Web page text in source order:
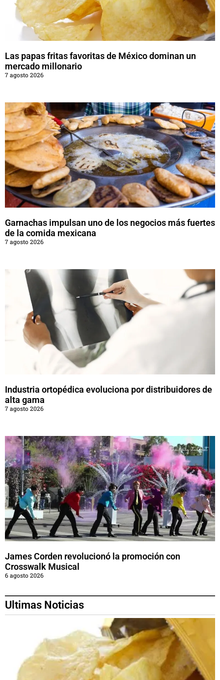
Las papas fritas favoritas de México dominan un
mercado millonario
7 agosto 2026
Garnachas impulsan uno de los negocios más fuertes
de la comida mexicana
7 agosto 2026
Industria ortopédica evoluciona por distribuidores de
alta gama
7 agosto 2026
James Corden revolucionó la promoción con
Crosswalk Musical
6 agosto 2026
Ultimas Noticias